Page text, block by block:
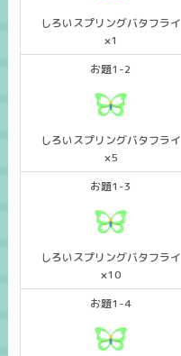
しろいスプリングバタフライ
×1
お題1-2
しろいスプリングバタフライ
×5
お題1-3
しろいスプリングバタフライ
×10
お題1-4